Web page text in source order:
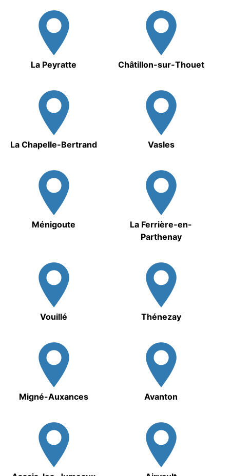
La Peyratte Châtillon-sur-Thouet
La Chapelle-Bertrand Vasles
Ménigoute
La Ferrière-en-
Parthenay
Vouillé Thénezay
Migné-Auxances Avanton